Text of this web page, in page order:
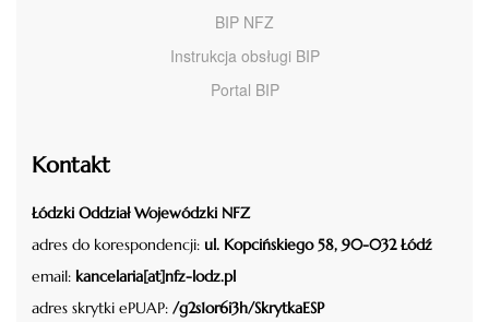
BIP NFZ
Instrukcja obsługi BIP
Portal BIP
Kontakt
Łódzki Oddział Wojewódzki NFZ
adres do korespondencji: ul. Kopcińskiego 58, 90-032 Łódź
email: kancelaria[at]nfz-lodz.pl
adres skrytki ePUAP: /g2s1or6i3h/SkrytkaESP